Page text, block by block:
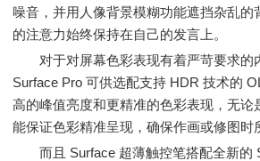
噪音，并用人像背景模糊功能遮挡杂乱的
的注意力始终保持在自己的发言上。
对于对屏幕色彩表现有着严苛要求的
Surface Pro 可供选配支持 HDR 技术的
高的峰值亮度和更精准的色彩表现，无论
能保证色彩精准呈现，确保作画或修图时
而且 Surface 超薄触控笔搭配全新的